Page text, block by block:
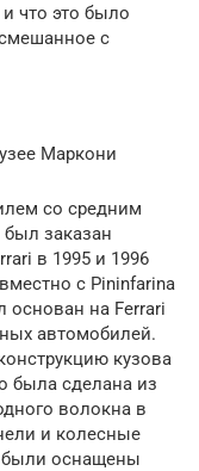
что это было
с
Маркони
со средним
заказан
в 1995 и 1996
с Pininfarina
основан на Ferrari
автомобилей.
кузова
была сделана из
волокна в
и колесные
были оснащены